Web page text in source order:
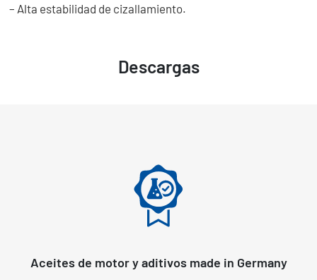
Descargas
– Alta estabilidad de cizallamiento.
Aceites de motor y aditivos made in Germany